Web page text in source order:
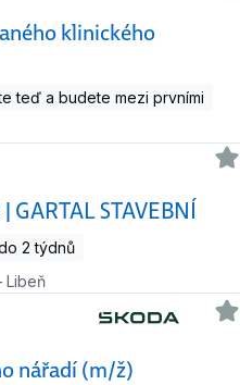
klinického
teď a budete mezi prvními
GARTAL STAVEBNÍ
2 týdnů
Libeň
nářadí (m/ž)